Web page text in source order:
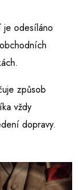
je odesíláno
způsob
vždy
dopravy.